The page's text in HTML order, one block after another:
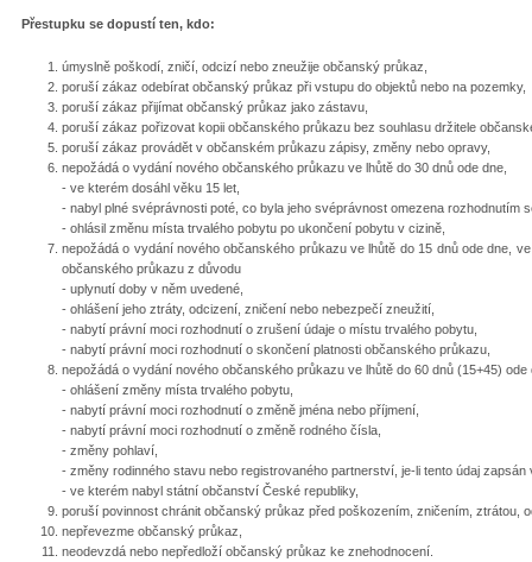
Přestupku se dopustí ten, kdo:
úmyslně poškodí, zničí, odcizí nebo zneužije občanský průkaz,
poruší zákaz odebírat občanský průkaz při vstupu do objektů nebo na pozemky,
poruší zákaz přijímat občanský průkaz jako zástavu,
poruší zákaz pořizovat kopii občanského průkazu bez souhlasu držitele
poruší zákaz provádět v občanském průkazu zápisy, změny nebo opravy,
nepožádá o vydání nového občanského průkazu ve lhůtě do 30 dnů ode dne,
- ve kterém dosáhl věku 15 let,
- nabyl plné svéprávnosti poté, co byla jeho svéprávnost omezena rozhodnutím
- ohlásil změnu místa trvalého pobytu po ukončení pobytu v cizině,
nepožádá o vydání nového občanského průkazu ve lhůtě do 15 dnů ode dne,
občanského průkazu z důvodu
- uplynutí doby v něm uvedené,
- ohlášení jeho ztráty, odcizení, zničení nebo nebezpečí zneužití,
- nabytí právní moci rozhodnutí o zrušení údaje o místu trvalého pobytu,
- nabytí právní moci rozhodnutí o skončení platnosti občanského průkazu,
nepožádá o vydání nového občanského průkazu ve lhůtě do 60 dnů (15+45) ode
- ohlášení změny místa trvalého pobytu,
- nabytí právní moci rozhodnutí o změně jména nebo příjmení,
- nabytí právní moci rozhodnutí o změně rodného čísla,
- změny pohlaví,
- změny rodinného stavu nebo registrovaného partnerství, je-li tento údaj
- ve kterém nabyl státní občanství České republiky,
poruší povinnost chránit občanský průkaz před poškozením, zničením, ztrátou,
nepřevezme občanský průkaz,
neodevzdá nebo nepředloží občanský průkaz ke znehodnocení.